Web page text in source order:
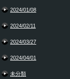
2024/01/08
2024/02/11
2024/03/27
2024/04/01
未分類